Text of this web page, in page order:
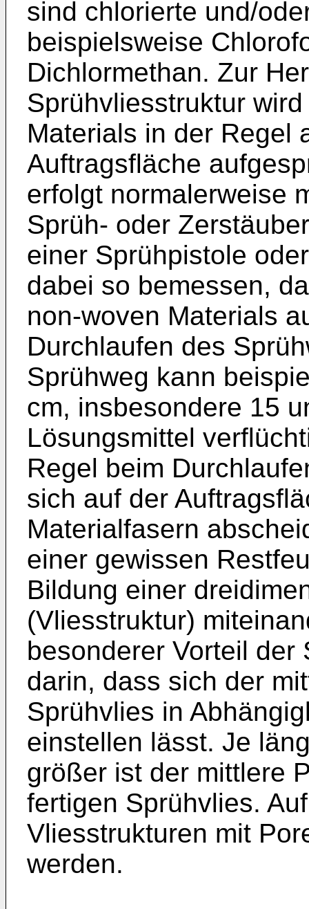
sind chlorierte und/
beispielsweise
Dichlormethan. Zur
Sprühvliesstruktur
Materials in der Regel
Auftragsfläche
erfolgt normalerweise
Sprüh- oder
einer Sprühpistole
dabei so bemessen,
non-woven Materials
Durchlaufen des
Sprühweg kann
cm, insbesondere 15
Lösungsmittel
Regel beim
sich auf der
Materialfasern
einer gewissen
Bildung einer
(Vliesstruktur)
besonderer Vorteil
darin, dass sich der
Sprühvlies in
einstellen lässt. Je
größer ist der mittlere
fertigen Sprühvlies.
Vliesstrukturen mit
werden.